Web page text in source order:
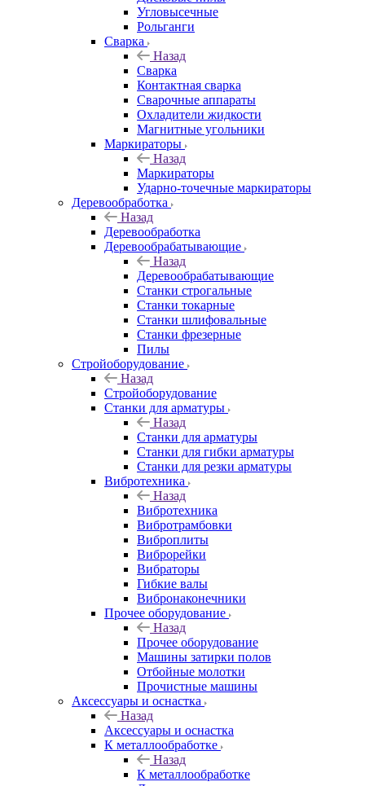
Угловысечные
Рольганги
Сварка
Назад
Сварка
Контактная сварка
Сварочные аппараты
Охладители жидкости
Магнитные угольники
Маркираторы
Назад
Маркираторы
Ударно-точечные маркираторы
Деревообработка
Назад
Деревообработка
Деревообрабатывающие
Назад
Деревообрабатывающие
Станки строгальные
Станки токарные
Станки шлифовальные
Станки фрезерные
Пилы
Стройоборудование
Назад
Стройоборудование
Станки для арматуры
Назад
Станки для арматуры
Станки для гибки арматуры
Станки для резки арматуры
Вибротехника
Назад
Вибротехника
Вибротрамбовки
Виброплиты
Виброрейки
Вибраторы
Гибкие валы
Вибронаконечники
Прочее оборудование
Назад
Прочее оборудование
Машины затирки полов
Отбойные молотки
Прочистные машины
Аксeccyapы и оснастка
Назад
Аксeccyapы и оснастка
К металлообработке
Назад
К металлообработке